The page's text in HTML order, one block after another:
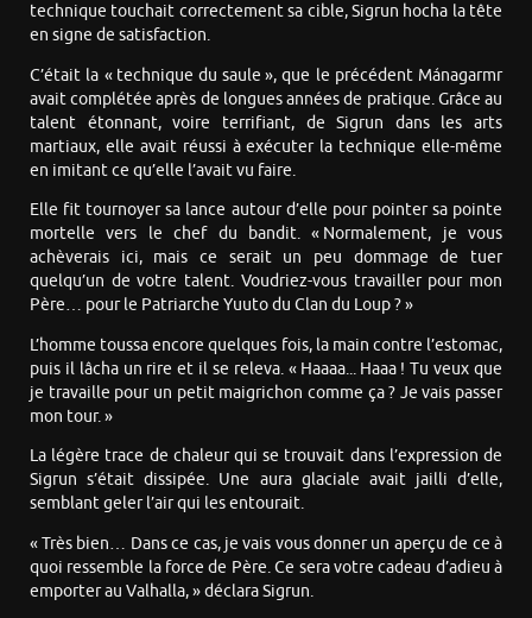
technique touchait correctement sa cible, Sigrun hocha la tête
en signe de satisfaction.
C’était la « technique du saule », que le précédent Mánagarmr
avait complétée après de longues années de pratique. Grâce au
talent étonnant, voire terrifiant, de Sigrun dans les arts
martiaux, elle avait réussi à exécuter la technique elle-même
en imitant ce qu’elle l’avait vu faire.
Elle fit tournoyer sa lance autour d’elle pour pointer sa pointe
mortelle vers le chef du bandit. « Normalement, je vous
achèverais ici, mais ce serait un peu dommage de tuer
quelqu’un de votre talent. Voudriez-vous travailler pour mon
Père… pour le Patriarche Yuuto du Clan du Loup ? »
L’homme toussa encore quelques fois, la main contre l’estomac,
puis il lâcha un rire et il se releva. « Haaaa... Haaa ! Tu veux que
je travaille pour un petit maigrichon comme ça ? Je vais passer
mon tour. »
La légère trace de chaleur qui se trouvait dans l’expression de
Sigrun s’était dissipée. Une aura glaciale avait jailli d’elle,
semblant geler l’air qui les entourait.
« Très bien… Dans ce cas, je vais vous donner un aperçu de ce à
quoi ressemble la force de Père. Ce sera votre cadeau d’adieu à
emporter au Valhalla, » déclara Sigrun.